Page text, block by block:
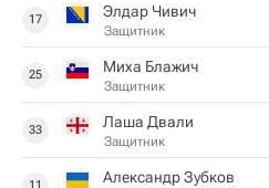
17 Элдар Чивич
Защитник
25 Миха Блажич
Защитник
33 Лаша Двали
Защитник
11 Александр Зубков